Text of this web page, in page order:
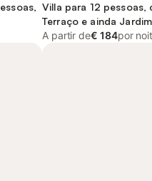
Villa para 12 pessoas,
Terraço e ainda Jardim
A partir de€ 184por